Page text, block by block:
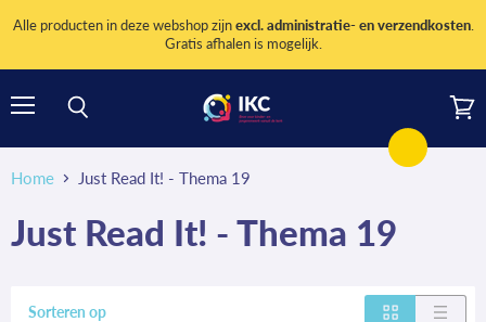
Alle producten in deze webshop zijnexcl. administratie- en verzendkosten.
Gratis afhalen is mogelijk.
Home Just Read It! - Thema 19
Just Read It! - Thema 19
Sorteren op